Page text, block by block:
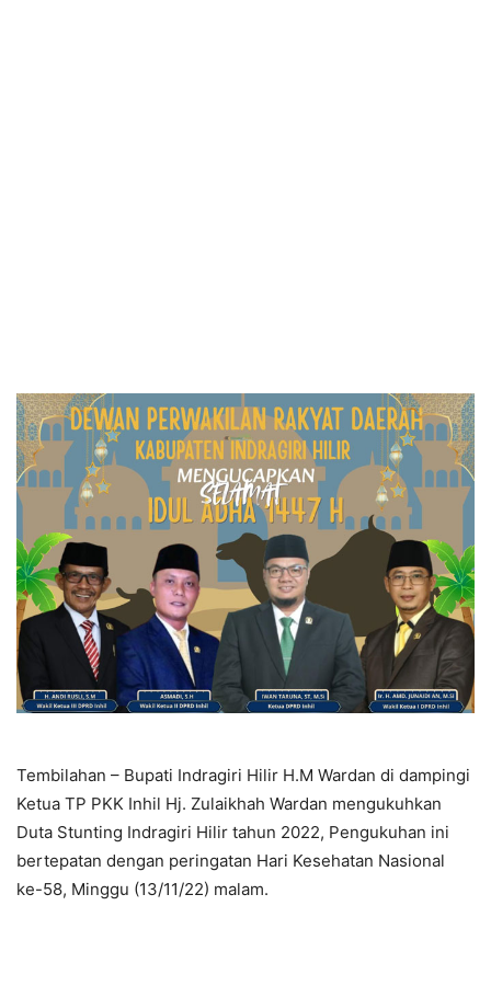
Tembilahan – Bupati Indragiri Hilir H.M Wardan di dampingi
Ketua TP PKK Inhil Hj. Zulaikhah Wardan mengukuhkan
Duta Stunting Indragiri Hilir tahun 2022, Pengukuhan ini
bertepatan dengan peringatan Hari Kesehatan Nasional
ke-58, Minggu (13/11/22) malam.